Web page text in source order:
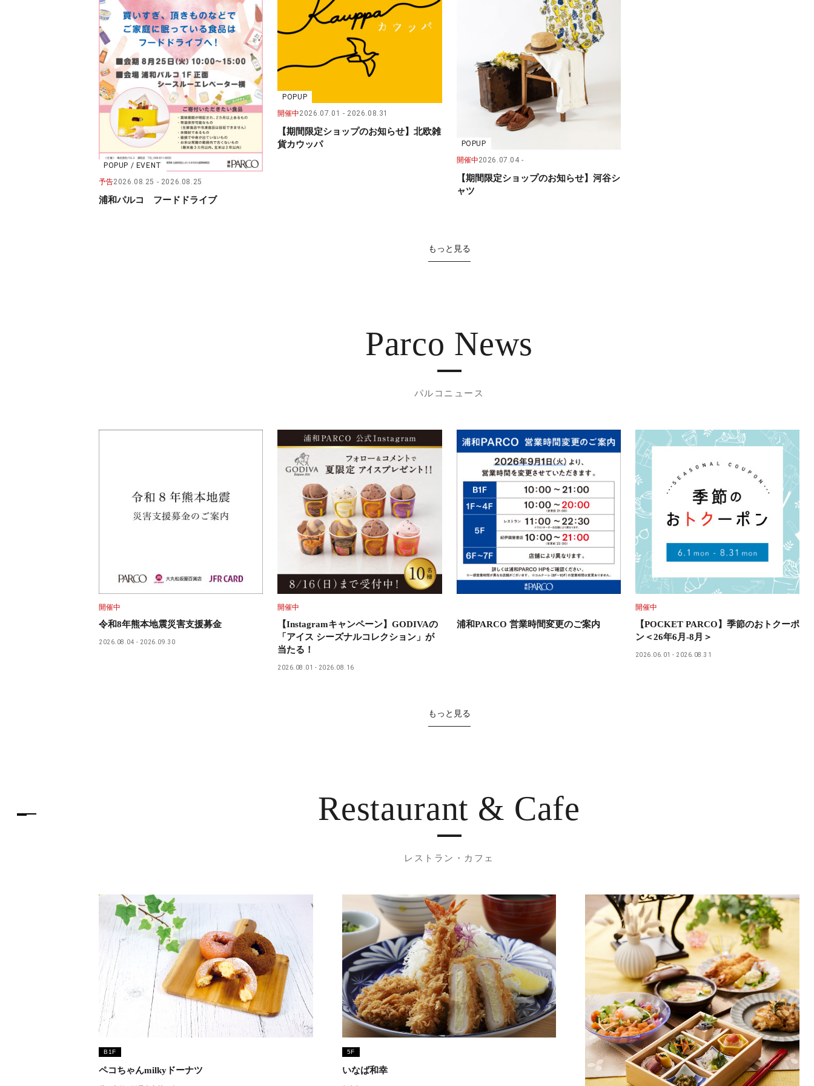
POPUP / EVENT
予告2026.08.25 2026.08.25
浦和パルコ フードドライブ
POPUP
開催中2026.07.01 2026.08.31
【期間限定ショップのお知らせ】北欧雑
貨カウッパ
POPUP
開催中2026.07.04
【期間限定ショップのお知らせ】河谷シ
ャツ
もっと見る
Parco News
パルコニュース
開催中
令和8年熊本地震災害支援募金
2026.08.04 2026.09.30
開催中
【Instagramキャンペーン】GODIVAの
「アイス シーズナルコレクション」が
当たる！
2026.08.01 2026.08.16
浦和PARCO 営業時間変更のご案内
開催中
【POCKET PARCO】季節のおトクーポ
ン＜26年6月-8月＞
2026.06.01 2026.08.31
もっと見る
Restaurant & Cafe
レストラン・カフェ
B1F
ペコちゃんmilkyドーナツ
5F
いなば和幸